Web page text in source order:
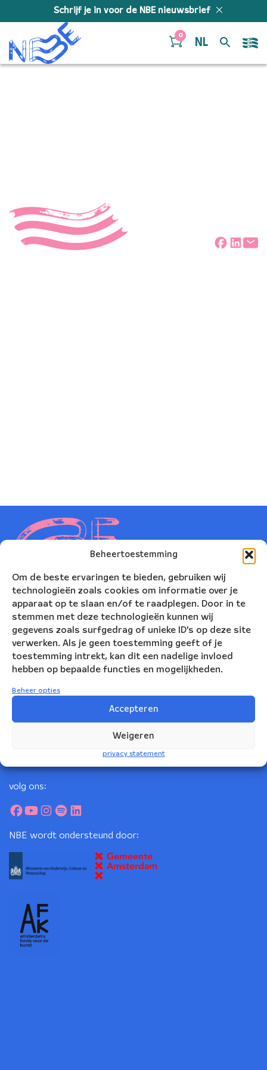
Beheertoestemming
Om de beste ervaringen te bieden, gebruiken wij
technologieën zoals cookies om informatie over je
apparaat op te slaan en/of te raadplegen. Door in te
stemmen met deze technologieën kunnen wij
gegevens zoals surfgedrag of unieke ID's op deze site
verwerken. Als je geen toestemming geeft of je
toestemming intrekt, kan dit een nadelige invloed
hebben op bepaalde functies en mogelijkheden.
Beheer opties
Accepteren
Weigeren
privacy statement
Schrijf je in voor de NBE nieuwsbrief
0
NL
Nederlands Blazers Ensemble
Korte Leidsedwarsstraat 12
volg ons:
NBE wordt ondersteund door: